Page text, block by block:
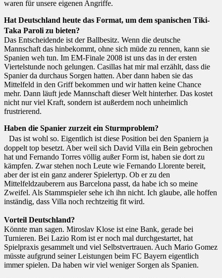
waren für unsere eigenen Angriffe.
Hat Deutschland heute das Format, um dem spanischen Tiki-
Taka Paroli zu bieten?
Das Entscheidende ist der Ballbesitz. Wenn die deutsche
Mannschaft das hinbekommt, ohne sich müde zu rennen, kann sie
Spanien weh tun. Im EM-Finale 2008 ist uns das in der ersten
Viertelstunde noch gelungen. Casillas hat mir mal erzählt, dass die
Spanier da durchaus Sorgen hatten. Aber dann haben sie das
Mittelfeld in den Griff bekommen und wir hatten keine Chance
mehr. Dann läuft jede Mannschaft dieser Welt hinterher. Das kostet
nicht nur viel Kraft, sondern ist außerdem noch unheimlich
frustrierend.
Haben die Spanier zurzeit ein Sturmproblem?
Das ist wohl so. Eigentlich ist diese Position bei den Spaniern ja
doppelt top besetzt. Aber weil sich David Villa ein Bein gebrochen
hat und Fernando Torres völlig außer Form ist, haben sie dort zu
kämpfen. Zwar stehen noch Leute wie Fernando Llorente bereit,
aber der ist ein ganz anderer Spielertyp. Ob er zu den
Mittelfeldzauberern aus Barcelona passt, da habe ich so meine
Zweifel. Als Stammspieler sehe ich ihn nicht. Ich glaube, alle hoffen
inständig, dass Villa noch rechtzeitig fit wird.
Vorteil Deutschland?
Könnte man sagen. Miroslav Klose ist eine Bank, gerade bei
Turnieren. Bei Lazio Rom ist er noch mal durchgestartet, hat
Spielpraxis gesammelt und viel Selbstvertrauen. Auch Mario Gomez
müsste aufgrund seiner Leistungen beim FC Bayern eigentlich
immer spielen. Da haben wir viel weniger Sorgen als Spanien.